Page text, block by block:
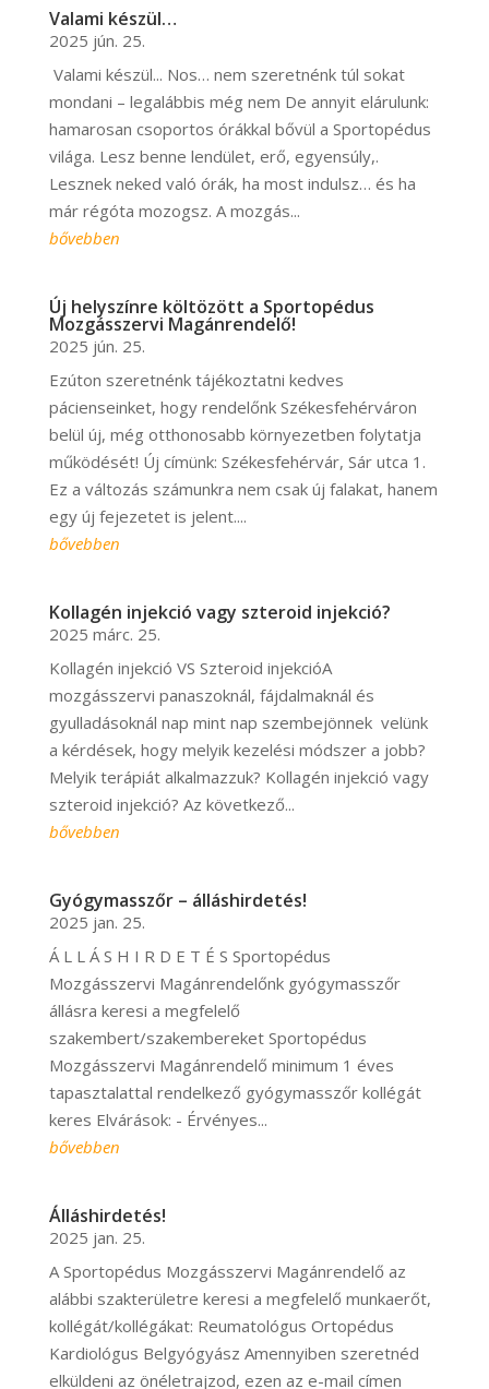
Valami készül…
2025 jún. 25.
Valami készül... Nos… nem szeretnénk túl sokat
mondani – legalábbis még nem De annyit elárulunk:
hamarosan csoportos órákkal bővül a Sportopédus
világa. Lesz benne lendület, erő, egyensúly,.
Lesznek neked való órák, ha most indulsz… és ha
már régóta mozogsz. A mozgás...
bővebben
Új helyszínre költözött a Sportopédus
Mozgásszervi Magánrendelő!
2025 jún. 25.
Ezúton szeretnénk tájékoztatni kedves
pácienseinket, hogy rendelőnk Székesfehérváron
belül új, még otthonosabb környezetben folytatja
működését! Új címünk: Székesfehérvár, Sár utca 1.
Ez a változás számunkra nem csak új falakat, hanem
egy új fejezetet is jelent....
bővebben
Kollagén injekció vagy szteroid injekció?
2025 márc. 25.
Kollagén injekció VS Szteroid injekcióA
mozgásszervi panaszoknál, fájdalmaknál és
gyulladásoknál nap mint nap szembejönnek velünk
a kérdések, hogy melyik kezelési módszer a jobb?
Melyik terápiát alkalmazzuk? Kollagén injekció vagy
szteroid injekció? Az következő...
bővebben
Gyógymasszőr – álláshirdetés!
2025 jan. 25.
Á L L Á S H I R D E T É S Sportopédus
Mozgásszervi Magánrendelőnk gyógymasszőr
állásra keresi a megfelelő
szakembert/szakembereket Sportopédus
Mozgásszervi Magánrendelő minimum 1 éves
tapasztalattal rendelkező gyógymasszőr kollégát
keres Elvárások: - Érvényes...
bővebben
Álláshirdetés!
2025 jan. 25.
A Sportopédus Mozgásszervi Magánrendelő az
alábbi szakterületre keresi a megfelelő munkaerőt,
kollégát/kollégákat: Reumatológus Ortopédus
Kardiológus Belgyógyász Amennyiben szeretnéd
elküldeni az önéletrajzod, ezen az e-mail címen